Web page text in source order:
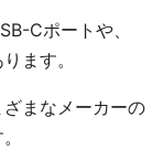
Cポートや、
ます。
まなメーカーの